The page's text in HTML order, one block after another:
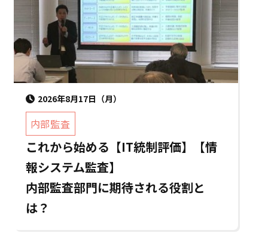
2026年8月17日（月）
内部監査
これから始める【IT統制評価】【情
報システム監査】
内部監査部門に期待される役割と
は？